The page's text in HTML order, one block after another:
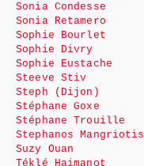
Sonia Condesse
Sonia Retamero
Sophie Bourlet
Sophie Divry
Sophie Eustache
Steeve Stiv
Steph (Dijon)
Stéphane Goxe
Stéphane Trouille
Stephanos Mangriotis
Suzy Ouan
Téklé Haimanot